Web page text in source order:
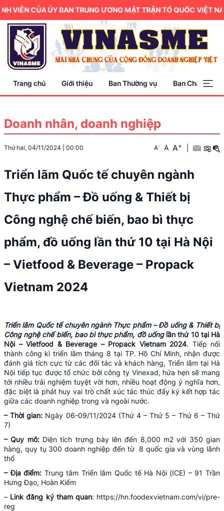
CỦA ỦY BAN TRUNG ƯƠNG MẶT TRẬN TỔ QUỐC VIỆT NAM.
Trang chủ Giới thiệu Ban Thường vụ Ban Chấp hành
Doanh nhân, doanh nghiệp
Thứ hai, 04/11/2024 00:00 A- A A+
Triển lãm Quốc tế chuyên ngành
Thực phẩm – Đồ uống & Thiết bị
Công nghệ chế biến, bao bì thực
phẩm, đồ uống lần thứ 10 tại Hà Nội
– Vietfood & Beverage – Propack
Vietnam 2024
Triển lãm Quốc tế chuyên ngành Thực phẩm – Đồ uống & Thiết bị
Công nghệ chế biến, bao bì thực phẩm, đồ uống lần thứ 10 tại Hà
Nội – Vietfood & Beverage – Propack Vietnam 2024. Tiếp nối
thành công kì triển lãm tháng 8 tại TP. Hồ Chí Minh, nhận được
đánh giá tích cực từ các đối tác và khách hàng, Triển lãm tại Hà
Nội tiếp tục được tổ chức bởi công ty Vinexad, hứa hẹn sẽ mang
tới nhiều trải nghiệm tuyệt vời hơn, nhiều hoạt động ý nghĩa hơn,
đặc biệt là phát huy vai trò chất xúc tác thúc đẩy ký kết hợp tác
giữa các doanh nghiệp trong và ngoài nước.
– Thời gian: Ngày 06-09/11/2024 (Thứ 4 – Thứ 5 – Thứ 6 – Thứ
7)
– Quy mô:Diện tích trưng bày lên đến 8,000 m2 với 350 gian
hàng, quy tụ 300 doanh nghiệp đến từ 8 quốc gia và vùng lãnh
thổ
– Địa điểm: Trung tâm Triển lãm Quốc tế Hà Nội (ICE) – 91 Trần
Hưng Đạo, Hoàn Kiếm
– Link đăng ký tham quan: https://hn.foodexvietnam.com/vi/pre-
reg